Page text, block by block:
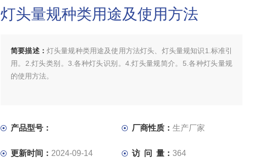
灯头量规种类用途及使用方法
简要描述： 灯头量规种类用途及使用方法灯头、灯头量规知识1.标准引
用。2.灯头类别。3.各种灯头识别。4.灯头量规简介。5.各种灯头量规
的使用方法。
产品型号： 厂商性质： 生产厂家
更新时间： 2024-09-14 访 问 量： 364